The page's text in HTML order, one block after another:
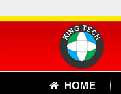
HOME